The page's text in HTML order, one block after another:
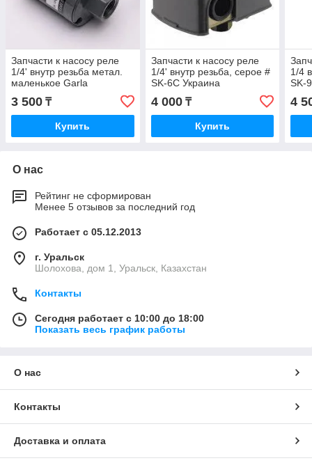
Запчасти к насосу реле
1/4' внутр резьба метал.
маленькое Garla
3 500 ₸
Купить
Запчасти к насосу реле
1/4' внутр резьба, серое #
SK-6C Украина
4 000₸
Купить
1/4
SK-
4
О нас
Рейтинг не сформирован
Менее 5 отзывов за последний год
Работает с 05.12.2013
г. Уральск
Шолохова, дом 1, Уральск, Казахстан
Контакты
Сегодня работает с 10:00 до 18:00
Показать весь график работы
О нас
Контакты
Доставка и оплата